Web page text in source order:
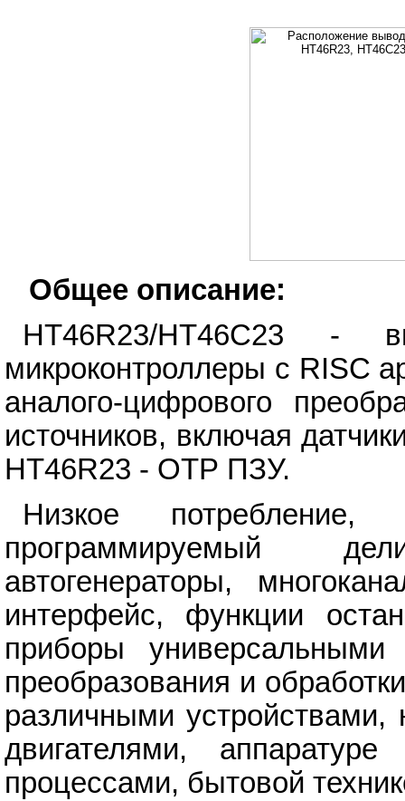
Общее описание:
HT46R23/HT46C23 -
микроконтроллеры с RISC
аналого-цифрового
источников, включая
HT46R23 - ОТР ПЗУ.
Низкое потребление,
программируемый
автогенераторы,
интерфейс, функции
приборы
преобразования и
различными
двигателями,
процессами, бытовой